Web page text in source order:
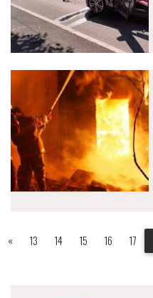
« 13 14 15 16 17